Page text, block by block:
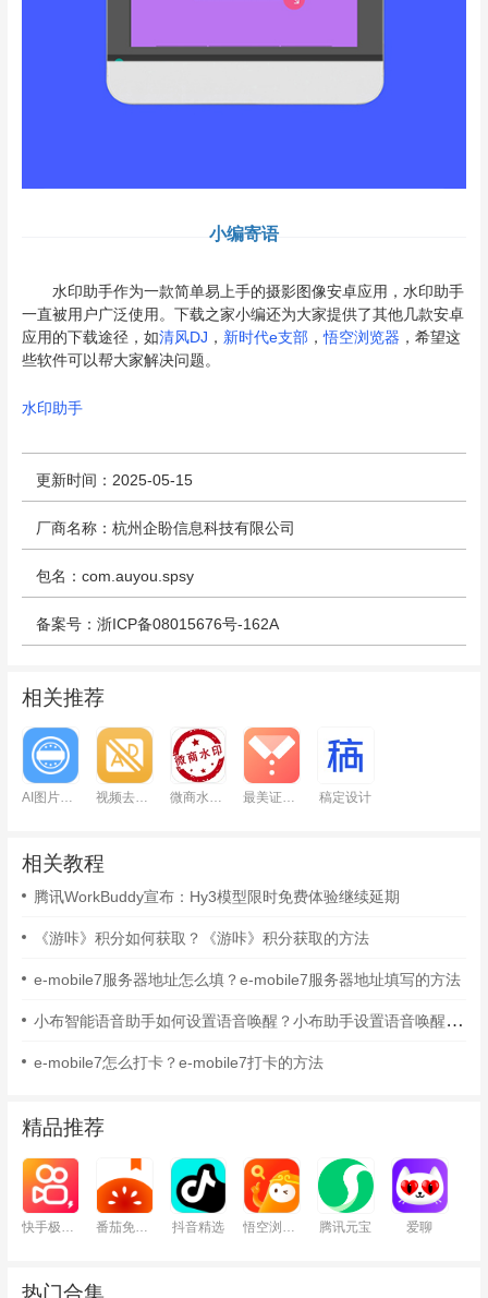
小编寄语
水印助手作为一款简单易上手的摄影图像安卓应用，水印助手
一直被用户广泛使用。下载之家小编还为大家提供了其他几款安卓
应用的下载途径，如清风DJ ， 新时代e支部，悟空浏览器 ，希望这
些软件可以帮大家解决问题。
水印助手
更新时间：2025-05-15
厂商名称：杭州企盼信息科技有限公司
包名：com.auyou.spsy
备案号：浙ICP备08015676号-162A
相关推荐
AI图片水印助手 视频去水印助手 微商水印相机 最美证件照 稿定设计
相关教程
腾讯WorkBuddy宣布：Hy3模型限时免费体验继续延期
《游咔》积分如何获取？《游咔》积分获取的方法
e-mobile7服务器地址怎么填？e-mobile7服务器地址填写的方法
小布智能语音助手如何设置语音唤醒？小布助手设置语音唤醒的方法
e-mobile7怎么打卡？e-mobile7打卡的方法
精品推荐
快手极速版 番茄免费小说 抖音精选 悟空浏览器 腾讯元宝 爱聊